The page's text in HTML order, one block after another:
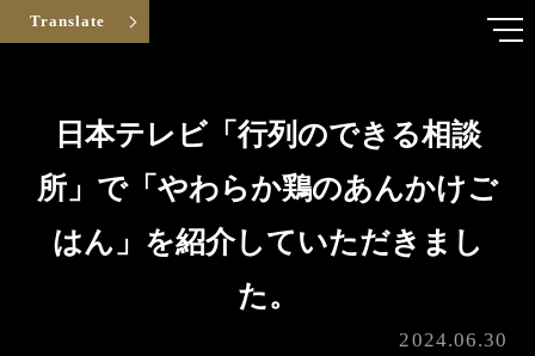
日本テレビ「行列のできる相談
所」で「やわらか鶏のあんかけご
はん」を紹介していただきまし
た。
2024.06.30
Translate